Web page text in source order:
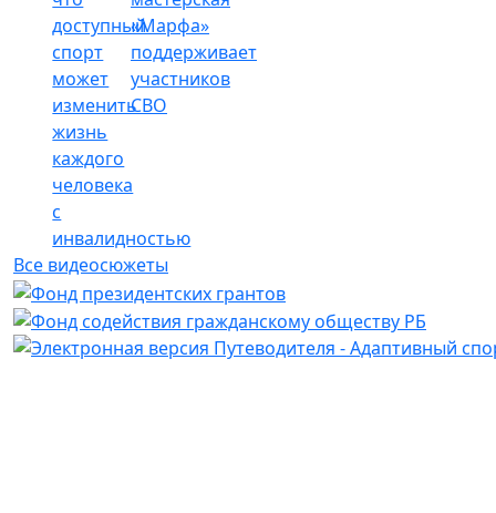
доступный
спорт
может
изменить
жизнь
каждого
человека
с
инвалидностью
«Марфа»
поддерживает
участников
СВО
Все видеосюжеты